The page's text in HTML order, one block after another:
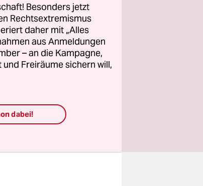
sind
Besonders jetzt
Rechtsextremismus
daher mit „Alles
aus Anmeldungen
– an die Kampagne,
Freiräume sichern will,
dabei!